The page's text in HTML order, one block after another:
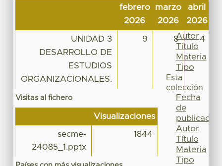
febrero
2026
marzo
2026
abril
2026
UNIDAD 3
DESARROLLO DE
ESTUDIOS
ORGANIZACIONALES.
9 8 4
Visitas al fichero
Visualizaciones
secme-
24085_1.pptx
1844
Fecha
de
publicación
Autor
Título
Materia
Tipo
Esta
colección
Fecha
de
publicación
Autor
Título
Materia
Tipo